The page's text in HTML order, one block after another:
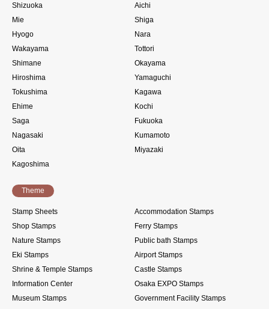
Shizuoka
Aichi
Mie
Shiga
Hyogo
Nara
Wakayama
Tottori
Shimane
Okayama
Hiroshima
Yamaguchi
Tokushima
Kagawa
Ehime
Kochi
Saga
Fukuoka
Nagasaki
Kumamoto
Oita
Miyazaki
Kagoshima
Theme
Stamp Sheets
Accommodation Stamps
Shop Stamps
Ferry Stamps
Nature Stamps
Public bath Stamps
Eki Stamps
Airport Stamps
Shrine & Temple Stamps
Castle Stamps
Information Center
Osaka EXPO Stamps
Museum Stamps
Government Facility Stamps